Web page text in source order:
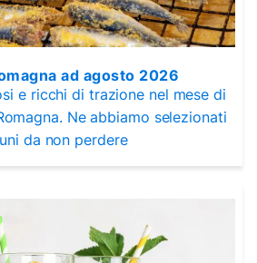
ad agosto 2026
e ricchi di trazione nel mese di
Ne abbiamo selezionati
da non perdere